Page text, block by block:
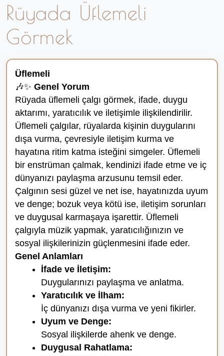
Rüyada Üflemeli
Görmek
Üflemeli
🎶✨ Genel Yorum
Rüyada üflemeli çalgı görmek, ifade, duygu
aktarımı, yaratıcılık ve iletişimle ilişkilendirilir.
Üflemeli çalgılar, rüyalarda kişinin duygularını
dışa vurma, çevresiyle iletişim kurma ve
hayatına ritim katma isteğini simgeler. Üflemeli
bir enstrüman çalmak, kendinizi ifade etme ve iç
dünyanızı paylaşma arzusunu temsil eder.
Çalgının sesi güzel ve net ise, hayatınızda uyum
ve denge; bozuk veya kötü ise, iletişim sorunları
ve duygusal karmaşaya işarettir. Üflemeli
çalgıyla müzik yapmak, yaratıcılığınızın ve
sosyal ilişkilerinizin güçlenmesini ifade eder.
Genel Anlamları
İfade ve İletişim:
Duygularınızı paylaşma ve anlatma.
Yaratıcılık ve İlham:
İç dünyanızı dışa vurma ve yeni fikirler.
Uyum ve Denge:
Sosyal ilişkilerde ahenk ve denge.
Duygusal Rahatlama: